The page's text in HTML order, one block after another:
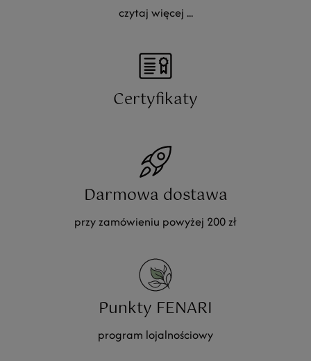
czytaj więcej ...
Certyfikaty
Darmowa dostawa
przy zamówieniu powyżej 200 zł
Punkty FENARI
program lojalnościowy